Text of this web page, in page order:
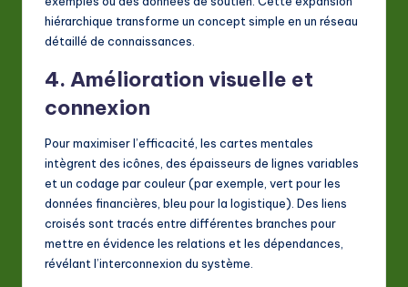
hiérarchique transforme un concept simple en un réseau
détaillé de connaissances.
4. Amélioration visuelle et
connexion
Pour maximiser l’efficacité, les cartes mentales
intègrent des icônes, des épaisseurs de lignes variables
et un codage par couleur (par exemple, vert pour les
données financières, bleu pour la logistique). Des liens
croisés sont tracés entre différentes branches pour
mettre en évidence les relations et les dépendances,
révélant l’interconnexion du système.